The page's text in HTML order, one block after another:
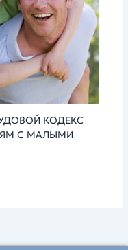
КОДЕКС
С МАЛЫМИ